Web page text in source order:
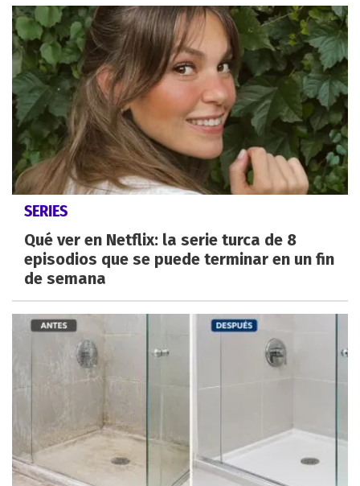
SERIES
Qué ver en Netflix: la serie turca de 8
episodios que se puede terminar en un fin
de semana